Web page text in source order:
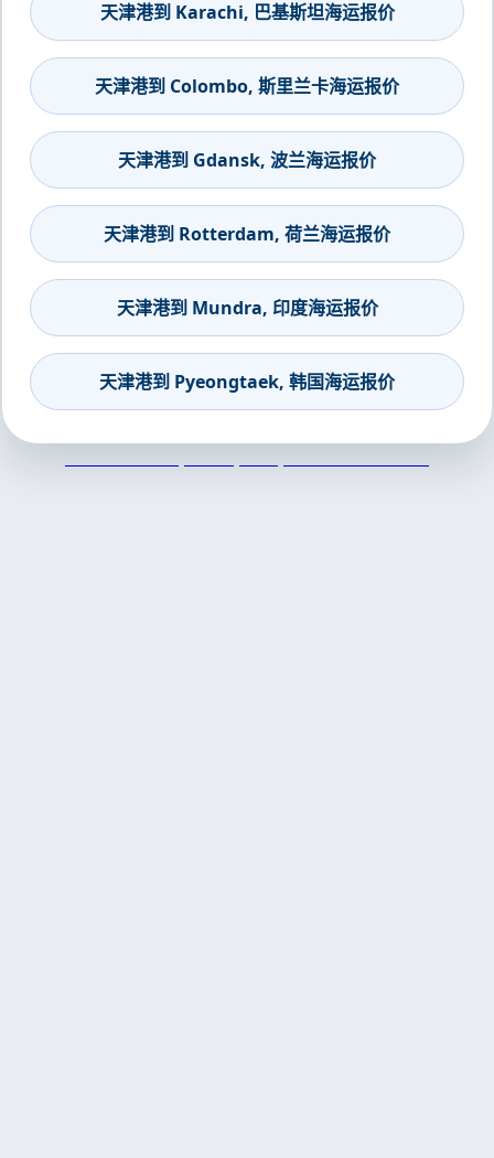
天津港到 Karachi, 巴基斯坦海运报价
天津港到 Colombo, 斯里兰卡海运报价
天津港到 Gdansk, 波兰海运报价
天津港到 Rotterdam, 荷兰海运报价
天津港到 Mundra, 印度海运报价
天津港到 Pyeongtaek, 韩国海运报价